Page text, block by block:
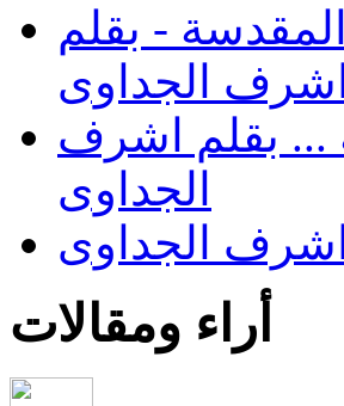
- بقلم
اشرف الجداوى
... بقلم اشرف
الجداوى
الجداوى
أراء ومقالات